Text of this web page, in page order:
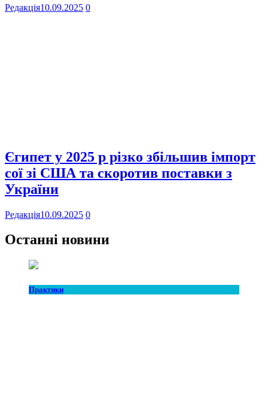
Редакція10.09.2025 0
Єгипет у 2025 р різко збільшив імпорт
сої зі США та скоротив поставки з
України
Редакція10.09.2025 0
Останні новини
Практики